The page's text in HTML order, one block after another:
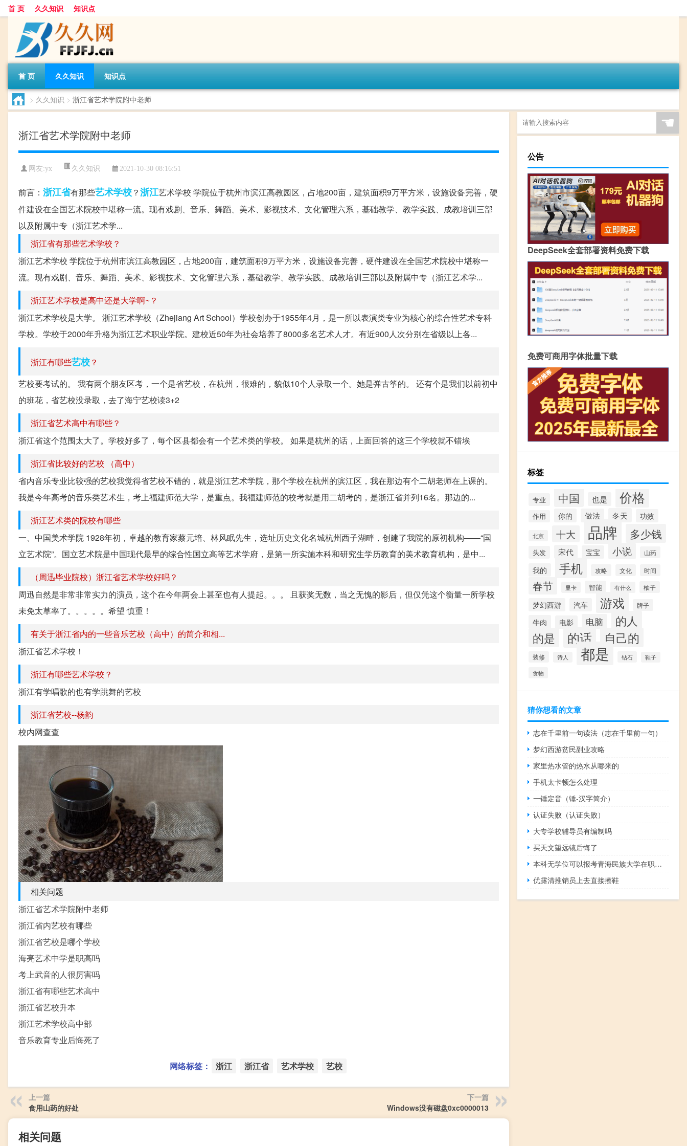
首 页 久久知识 知识点
首 页 久久知识 知识点
> 久久知识 > 浙江省艺术学院附中老师
浙江省艺术学院附中老师
网友:yx 久久知识 2021-10-30 08:16:51
前言： 浙江省有那些艺术学校？浙江艺术学校 学院位于杭州市滨江高教园区，占地200亩，建筑面积9万平方米，设施设备完善，硬
件建设在全国艺术院校中堪称一流。现有戏剧、音乐、舞蹈、美术、影视技术、文化管理六系，基础教学、教学实践、成教培训三部
以及附属中专（浙江艺术学...
浙江省有那些艺术学校？
浙江艺术学校 学院位于杭州市滨江高教园区，占地200亩，建筑面积9万平方米，设施设备完善，硬件建设在全国艺术院校中堪称一
流。现有戏剧、音乐、舞蹈、美术、影视技术、文化管理六系，基础教学、教学实践、成教培训三部以及附属中专（浙江艺术学...
浙江艺术学校是高中还是大学啊~？
浙江艺术学校是大学。 浙江艺术学校（Zhejiang Art School）学校创办于1955年4月，是一所以表演类专业为核心的综合性艺术专科
学校。学校于2000年升格为浙江艺术职业学院。建校近50年为社会培养了8000多名艺术人才。有近900人次分别在省级以上各...
浙江有哪些艺校？
艺校要考试的。 我有两个朋友区考，一个是省艺校，在杭州，很难的，貌似10个人录取一个。她是弹古筝的。 还有个是我们以前初中
的班花，省艺校没录取，去了海宁艺校读3+2
浙江省艺术高中有哪些？
浙江省这个范围太大了。学校好多了，每个区县都会有一个艺术类的学校。 如果是杭州的话，上面回答的这三个学校就不错埃
浙江省比较好的艺校 （高中）
省内音乐专业比较强的艺校我觉得省艺校不错的，就是浙江艺术学院，那个学校在杭州的滨江区，我在那边有个二胡老师在上课的。
我是今年高考的音乐类艺术生，考上福建师范大学，是重点。我福建师范的校考就是用二胡考的，是浙江省并列16名。那边的...
浙江艺术类的院校有哪些
一、中国美术学院 1928年初，卓越的教育家蔡元培、林风眠先生，选址历史文化名城杭州西子湖畔，创建了我院的原初机构——“国
立艺术院”。国立艺术院是中国现代最早的综合性国立高等艺术学府，是第一所实施本科和研究生学历教育的美术教育机构，是中...
（周迅毕业院校）浙江省艺术学校好吗？
周迅自然是非常非常实力的演员，这个在今年两会上甚至也有人提起。。。 且获奖无数，当之无愧的影后，但仅凭这个衡量一所学校
未免太草率了。。。。。希望 慎重！
有关于浙江省内的一些音乐艺校（高中）的简介和相...
浙江省艺术学校！
浙江有哪些艺术学校？
浙江有学唱歌的也有学跳舞的艺校
浙江省艺校--杨韵
校内网查查
相关问题
浙江省艺术学院附中老师
浙江省内艺校有哪些
浙江省艺校是哪个学校
海亮艺术中学是职高吗
考上武音的人很厉害吗
浙江省有哪些艺术高中
浙江省艺校升本
浙江艺术学校高中部
音乐教育专业后悔死了
网络标签： 浙江 浙江省 艺术学校 艺校
上一篇
食用山药的好处
下一篇
Windows没有磁盘0xc0000013
相关问题
☚
公告
DeepSeek全套部署资料免费下载
免费可商用字体批量下载
标签
专业 中国 也是 价格
作用 你的 做法 冬天 功效
北京 十大 品牌 多少钱
头发 宋代 宝宝 小说 山药
我的 手机 攻略 文化 时间
春节 显卡 智能 有什么 柚子
梦幻西游 汽车 游戏 牌子
牛肉 电影 电脑
的人
的是
的话 自己的
装修 诗人 都是 钻石 鞋子
食物
猜你想看的文章
志在千里前一句读法（志在千里前一句）
梦幻西游贫民副业攻略
家里热水管的热水从哪来的
手机太卡顿怎么处理
一锤定音（锤-汉字简介）
认证失败（认证失败）
大专学校辅导员有编制吗
买天文望远镜后悔了
本科无学位可以报考青海民族大学在职研究生吗
优露清推销员上去直接擦鞋